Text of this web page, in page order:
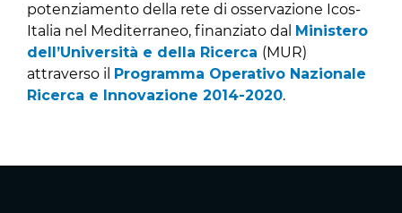
potenziamento della rete di osservazione Icos-
Italia nel Mediterraneo, finanziato dal
Ministero
dell’Università e della Ricerca (MUR)
attraverso il
Programma Operativo Nazionale
Ricerca e Innovazione 2014-2020.